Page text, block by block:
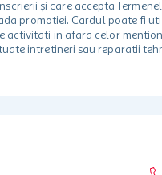
și care accepta
promotiei. Cardul poate fi
in afara celor
intretineri sau reparatii